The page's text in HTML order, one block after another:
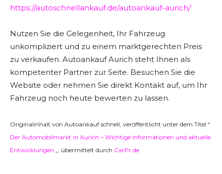
https://autoschnellankauf.de/autoankauf-aurich/
Nutzen Sie die Gelegenheit, Ihr Fahrzeug
unkompliziert und zu einem marktgerechten Preis
zu verkaufen. Autoankauf Aurich steht Ihnen als
kompetenter Partner zur Seite. Besuchen Sie die
Website oder nehmen Sie direkt Kontakt auf, um Ihr
Fahrzeug noch heute bewerten zu lassen.
Originalinhalt von Autoankauf schnell, veröffentlicht unter dem Titel “
Der Automobilmarkt in Aurich – Wichtige Informationen und aktuelle
Entwicklungen „, übermittelt durch CarPr.de